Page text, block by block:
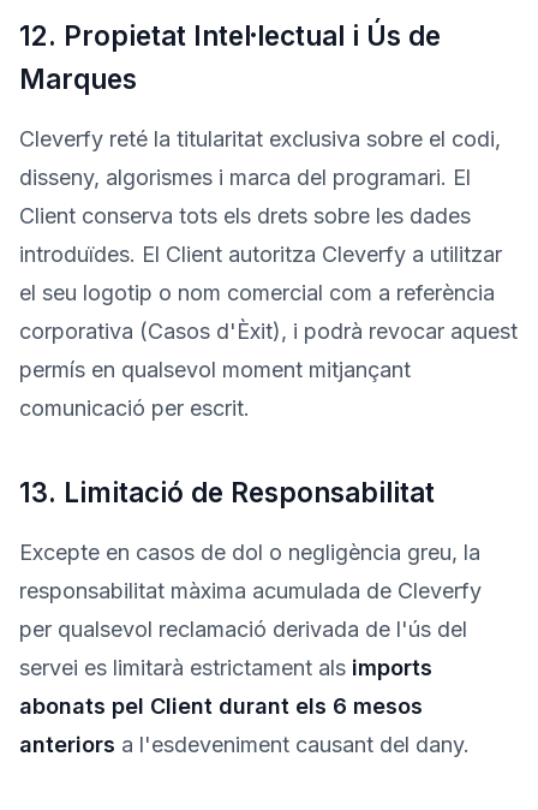
12. Propietat Intel·lectual i Ús de
Marques
Cleverfy reté la titularitat exclusiva sobre el codi,
disseny, algorismes i marca del programari. El
Client conserva tots els drets sobre les dades
introduïdes. El Client autoritza Cleverfy a utilitzar
el seu logotip o nom comercial com a referència
corporativa (Casos d'Èxit), i podrà revocar aquest
permís en qualsevol moment mitjançant
comunicació per escrit.
13. Limitació de Responsabilitat
Excepte en casos de dol o negligència greu, la
responsabilitat màxima acumulada de Cleverfy
per qualsevol reclamació derivada de l'ús del
servei es limitarà estrictament als imports
abonats pel Client durant els 6 mesos
anteriors a l'esdeveniment causant del dany.